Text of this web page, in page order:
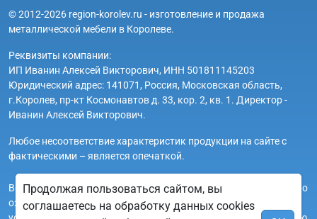
© 2012-2026 region-korolev.ru - изготовление и продажа
металлической мебели в Королеве.
Реквизиты компании:
ИП Иванин Алексей Викторович, ИНН 501811145203
Юридический адрес: 141071, Россия, Московская область,
г.Королев, пр-кт Космонавтов д. 33, кор. 2, кв. 1. Директор -
Иванин Алексей Викторович.
Любое несоответствие характеристик продукции на сайте с
фактическими – является опечаткой.
Вся информация на сайте region-korolev.ru носит исключительно
ознакомительный и справочный характер и ни при каких
Продолжая пользоваться сайтом, вы
соглашаетесь на обработку данных cookies